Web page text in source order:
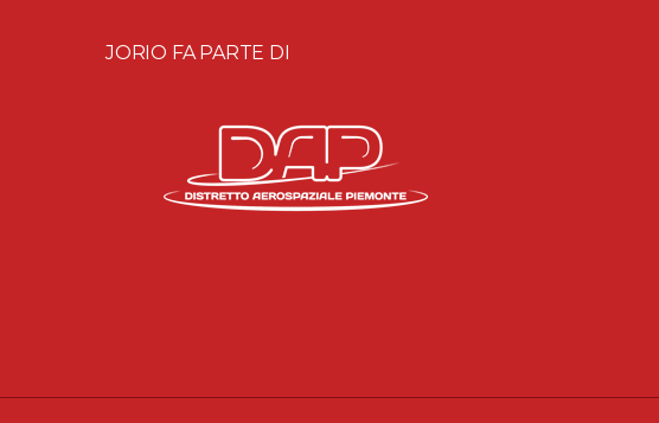
JORIO FA PARTE DI